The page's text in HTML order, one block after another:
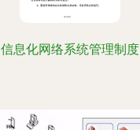
信息化网络系统管理制度